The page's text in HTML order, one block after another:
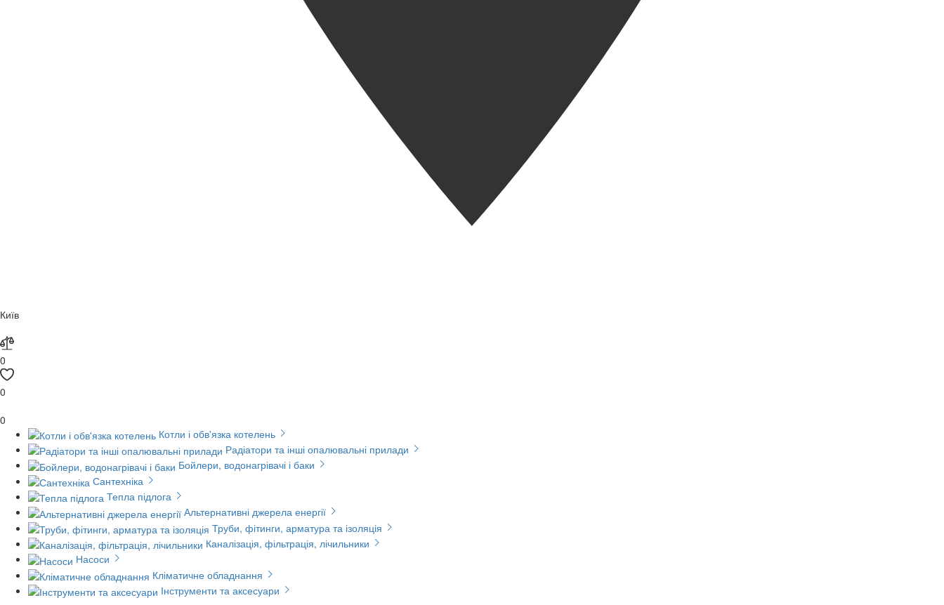
Київ
0
0
0
Котли і обв'язка котелень
Радіатори та інші опалювальні прилади
Бойлери, водонагрівачі і баки
Сантехніка
Тепла підлога
Альтернативні джерела енергії
Труби, фітинги, арматура та ізоляція
Каналізація, фільтрація, лічильники
Насоси
Кліматичне обладнання
Інструменти та аксесуари